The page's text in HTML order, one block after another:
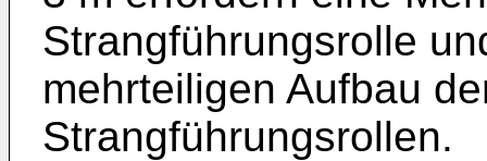
Strangführungsrolle
mehrteiligen Aufbau
Strangführungsrollen.